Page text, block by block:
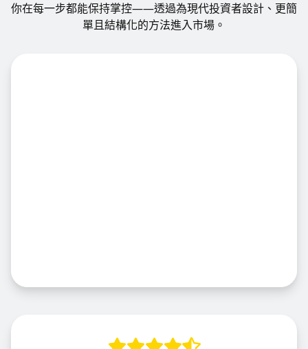
你在每一步都能保持掌控——透過為現代投資者設計、更簡
單且結構化的方法進入市場。